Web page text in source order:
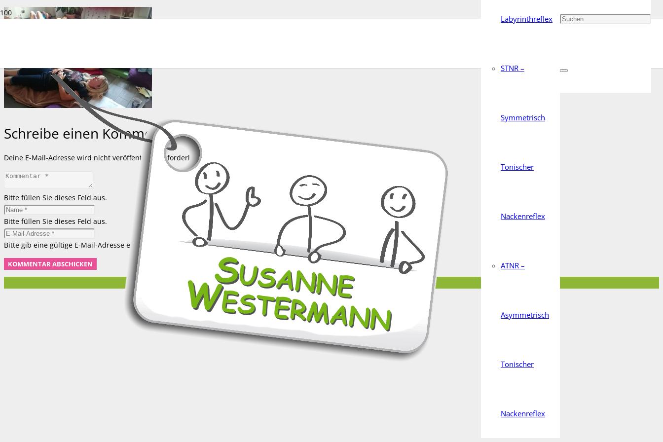
Labyrinthreflex
STNR –
Symmetrisch
Tonischer
Nackenreflex
ATNR –
Asymmetrisch
Tonischer
Nackenreflex
Schreibe einen Kommentar
Deine E-Mail-Adresse wird nicht veröffentlicht. Erforderliche Felder sind mit
Bitte füllen Sie dieses Feld aus.
Bitte füllen Sie dieses Feld aus.
Bitte gib eine gültige E-Mail-Adresse ein.
KOMMENTAR ABSCHICKEN
© 2017 Susanne Westermann – ImpressumundDatenschutz